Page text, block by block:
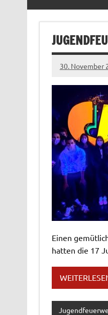
30. November
Einen
hatten die 17